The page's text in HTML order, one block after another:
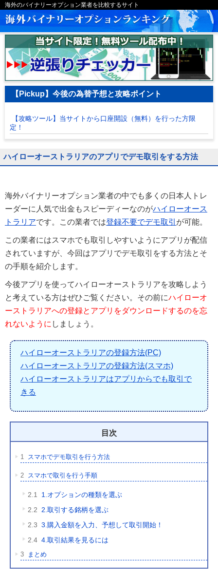
海外のバイナリーオプション業者を比較するサイト
【Pickup】今後の為替予想と攻略ポイント
【攻略ツール】当サイトから口座開設（無料）を行った方限
定！
ハイローオーストラリアのアプリでデモ取引をする方法
海外バイナリーオプション業者の中でも多くの日本人トレ
ーダーに人気で出金もスピーディーなのがハイローオース
トラリアです。この業者では登録不要でデモ取引 が可能。
この業者にはスマホでも取引しやすいようにアプリが配信
されていますが、今回はアプリでデモ取引をする方法とそ
の手順を紹介します。
今後アプリを使ってハイローオーストラリアを攻略しよう
と考えている方はぜひご覧ください。その前にハイローオ
ーストラリアへの登録とアプリをダウンロードするのを忘
れないように しましょう。
ハイローオーストラリアの登録方法(PC)
ハイローオーストラリアの登録方法(スマホ)
ハイローオーストラリアはアプリからでも取引で
きる
目次
1 スマホでデモ取引を行う方法
2 スマホで取引を行う手順
2.1
1.オプションの種類を選ぶ
2.2 2.取引する銘柄を選ぶ
2.3 3.購入金額を入力、予想して取引開始！
2.4 4.取引結果を見るには
3 まとめ